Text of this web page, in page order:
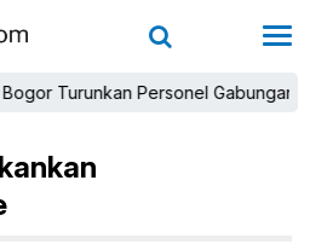
Turunkan Personel Gabungan dan